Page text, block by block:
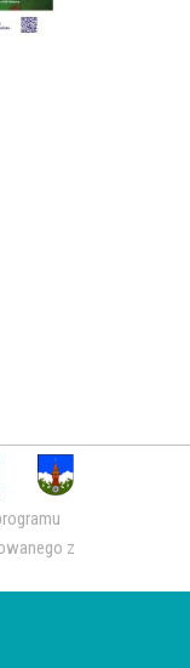
z